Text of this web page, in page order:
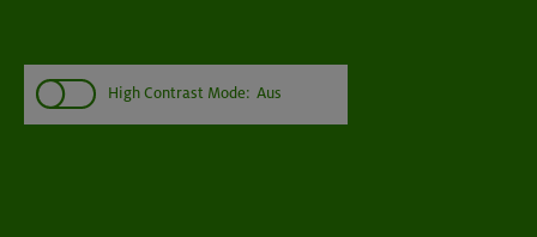
High Contrast Mode: Aus